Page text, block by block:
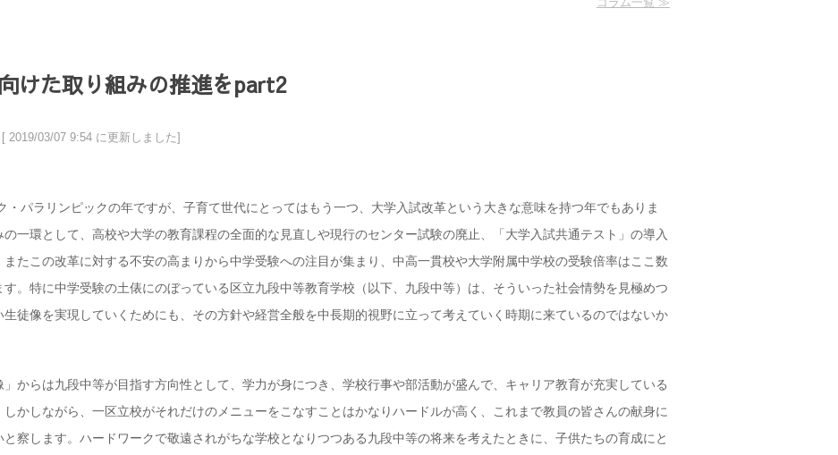
けた取り組みの推進をpart2
03/07 9:54 に更新しました]
パラリンピックの年ですが、子育て世代にとってはもう一つ、大学入試改革という大きな意味を持つ年でもありま
一環として、高校や大学の教育課程の全面的な見直しや現行のセンター試験の廃止、「大学入試共通テスト」の導入
たこの改革に対する不安の高まりから中学受験への注目が集まり、中高一貫校や大学附属中学校の受験倍率はここ数
。特に中学受験の土俵にのぼっている区立九段中等教育学校（以下、九段中等）は、そういった社会情勢を見極めつ
徒像を実現していくためにも、その方針や経営全般を中長期的視野に立って考えていく時期に来ているのではないか
からは九段中等が目指す方向性として、学力が身につき、学校行事や部活動が盛んで、キャリア教育が充実している
かしながら、一区立校がそれだけのメニューをこなすことはかなりハードルが高く、これまで教員の皆さんの献身に
察します。ハードワークで敬遠されがちな学校となりつつある九段中等の将来を考えたときに、子供たちの育成にと